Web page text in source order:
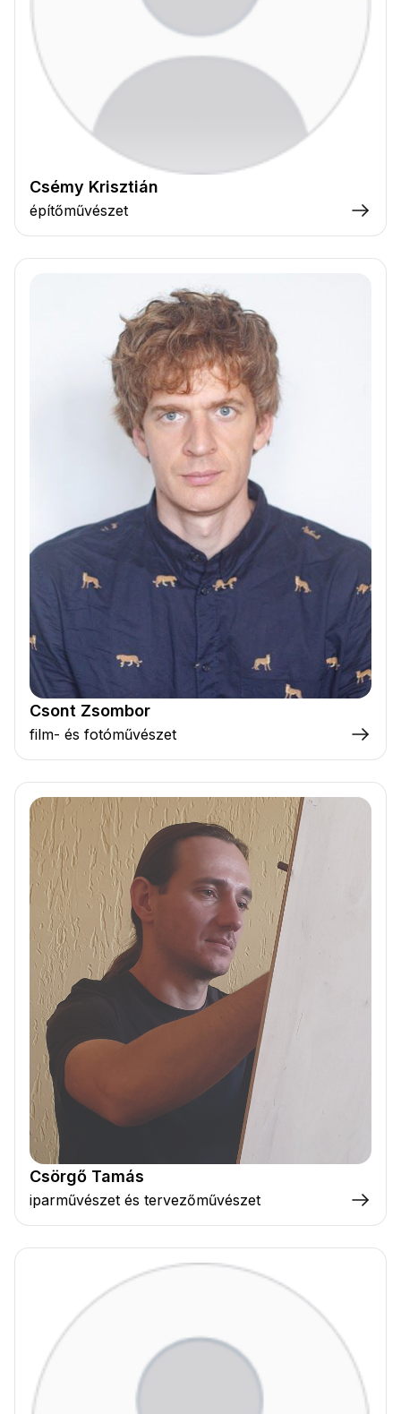
Csémy Krisztián
építőművészet
Csont Zsombor
film- és fotóművészet
Csörgő Tamás
iparművészet és tervezőművészet